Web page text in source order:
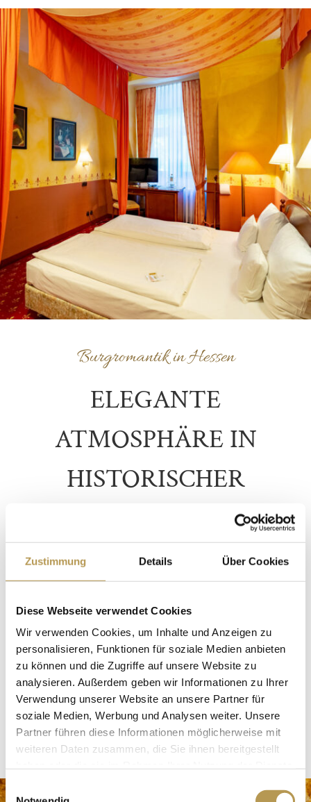
Zustimmung Details Über Cookies
Diese Webseite verwendet Cookies
Wir verwenden Cookies, um Inhalte und Anzeigen zu
personalisieren, Funktionen für soziale Medien anbieten
zu können und die Zugriffe auf unsere Website zu
analysieren. Außerdem geben wir Informationen zu Ihrer
Verwendung unserer Website an unsere Partner für
soziale Medien, Werbung und Analysen weiter. Unsere
Partner führen diese Informationen möglicherweise mit
weiteren Daten zusammen, die Sie ihnen bereitgestellt
Einwilligungsauswahl
Burgromantik in Hessen
ELEGANTE
ATMOSPHÄRE IN
HISTORISCHER
Erlesene Antiquitäten bestimmen das Ambiente
der ehemaligen Wehrburg. Leben und Wohlfühlen
mit vier Sternen. In den Zimmern und Suiten des
Burghotels Staufenberg finden Sie vollkommene
Ruhe und Entspannung in einer besonderen
Umgebung mit dem Flair der guten alten Zeit.
MEHR ERFAHREN